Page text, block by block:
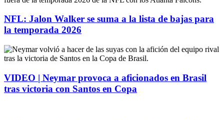
NFL: Jalon Walker se suma a la lista de bajas para
la temporada 2026
VIDEO | Neymar provoca a aficionados en Brasil
tras victoria con Santos en Copa